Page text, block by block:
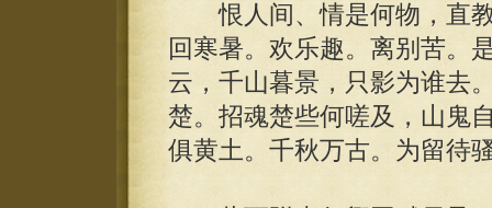
恨人间、情是何物，直教
回寒暑。欢乐趣。离别苦。
云，千山暮景，只影为谁去
楚。招魂楚些何嗟及，山鬼
俱黄土。千秋万古。为留待